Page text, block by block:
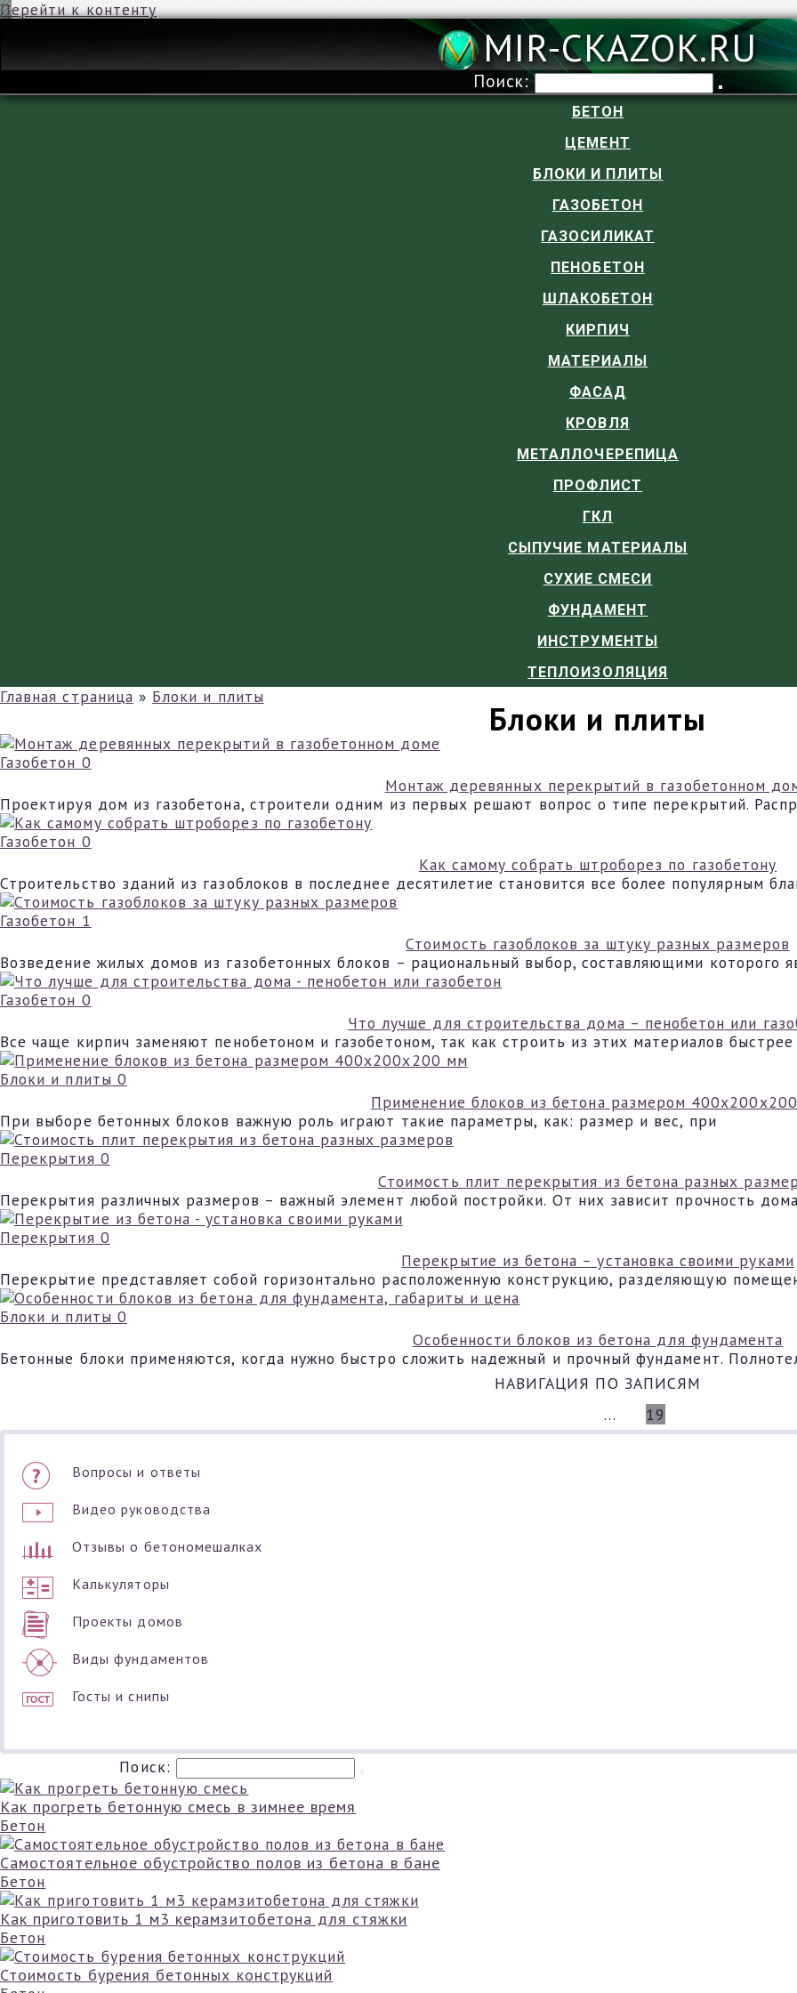
Перейти к контенту
MIR-CKAZOK.RU
Поиск:
БЕТОН
ЦЕМЕНТ
БЛОКИ И ПЛИТЫ
ГАЗОБЕТОН
ГАЗОСИЛИКАТ
ПЕНОБЕТОН
ШЛАКОБЕТОН
КИРПИЧ
МАТЕРИАЛЫ
ФАСАД
КРОВЛЯ
МЕТАЛЛОЧЕРЕПИЦА
ПРОФЛИСТ
ГКЛ
СЫПУЧИЕ МАТЕРИАЛЫ
СУХИЕ СМЕСИ
ФУНДАМЕНТ
ИНСТРУМЕНТЫ
ТЕПЛОИЗОЛЯЦИЯ
Главная страница » Блоки и плиты
Блоки и плиты
Газобетон 0
Монтаж деревянных перекрытий в газобетонном
Проектируя дом из газобетона, строители одним из первых решают вопрос о типе перекрытий.
Газобетон 0
Как самому собрать штроборез по газобетону
Строительство зданий из газоблоков в последнее десятилетие становится все более популярным
Газобетон 1
Стоимость газоблоков за штуку разных размеров
Возведение жилых домов из газобетонных блоков – рациональный выбор, составляющими которого
Газобетон 0
Что лучше для строительства дома – пенобетон или
Все чаще кирпич заменяют пенобетоном и газобетоном, так как строить из этих материалов быстрее
Блоки и плиты 0
Применение блоков из бетона размером
При выборе бетонных блоков важную роль играют такие параметры, как: размер и вес, при
Перекрытия 0
Стоимость плит перекрытия из бетона разных
Перекрытия различных размеров – важный элемент любой постройки. От них зависит прочность
Перекрытия 0
Перекрытие из бетона – установка своими руками
Перекрытие представляет собой горизонтально расположенную конструкцию, разделяющую
Блоки и плиты 0
Особенности блоков из бетона для фундамента
Бетонные блоки применяются, когда нужно быстро сложить надежный и прочный фундамент.
НАВИГАЦИЯ ПО ЗАПИСЯМ
… 19
Вопросы и ответы
Видео руководства
Отзывы о бетономешалках
Калькуляторы
Проекты домов
Виды фундаментов
Госты и снипы
Поиск:
Как прогреть бетонную смесь в зимнее время
Бетон
Самостоятельное обустройство полов из бетона в бане
Бетон
Как приготовить 1 м3 керамзитобетона для стяжки
Бетон
Стоимость бурения бетонных конструкций